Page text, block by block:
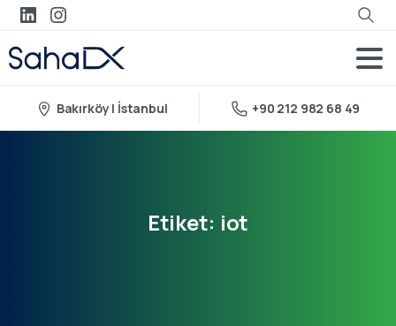
Bakırköy | İstanbul +90 212 982 68 49
Etiket: iot